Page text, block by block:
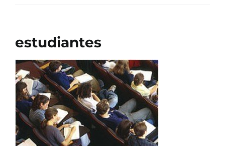
CONTACTO
estudiantes